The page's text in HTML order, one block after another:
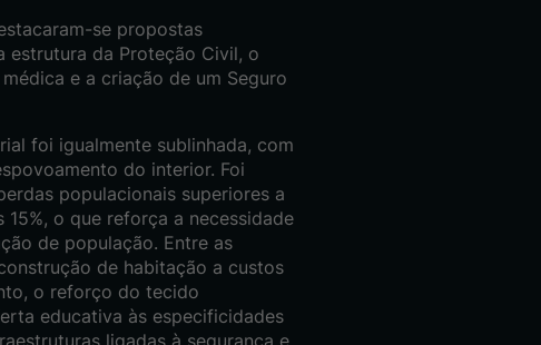
se propostas
estrutura da Proteção Civil, o
e a criação de um Seguro
foi igualmente sublinhada, com
do interior. Foi
populacionais superiores a
o que reforça a necessidade
de população. Entre as
de habitação a custos
o reforço do tecido
educativa às especificidades